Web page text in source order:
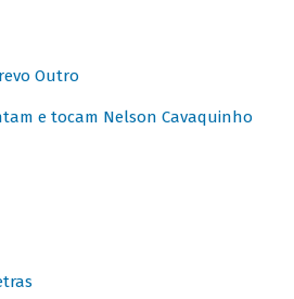
Outro
e tocam Nelson Cavaquinho